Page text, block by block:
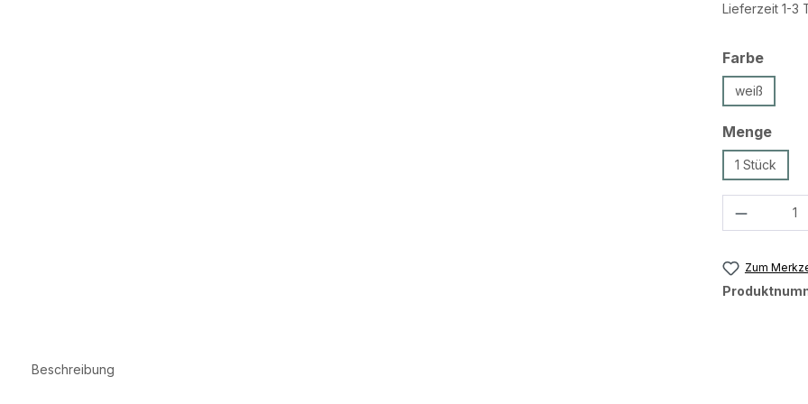
Lieferzeit 1-3
Farbe
weiß
Menge
1 Stück
Zum
Beschreibung